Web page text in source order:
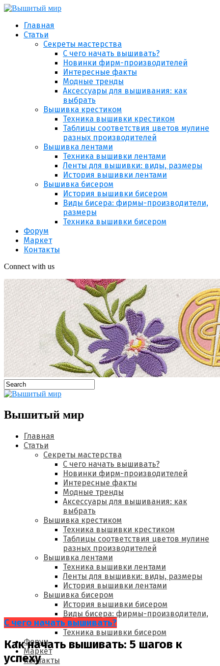
Главная
Статьи
Секреты мастерства
С чего начать вышивать?
Новинки фирм-производителей
Интересные факты
Модные тренды
Аксессуары для вышивания: как
выбрать
Вышивка крестиком
Техника вышивки крестиком
Таблицы соответствия цветов мулине
разных производителей
Вышивка лентами
Техника вышивки лентами
Ленты для вышивки: виды, размеры
История вышивки лентами
Вышивка бисером
История вышивки бисером
Виды бисера: фирмы-производители,
размеры
Техника вышивки бисером
Форум
Маркет
Контакты
Connect with us
Вышитый мир
Главная
Статьи
Секреты мастерства
С чего начать вышивать?
Новинки фирм-производителей
Интересные факты
Модные тренды
Аксессуары для вышивания: как
выбрать
Вышивка крестиком
Техника вышивки крестиком
Таблицы соответствия цветов мулине
разных производителей
Вышивка лентами
Техника вышивки лентами
Ленты для вышивки: виды, размеры
История вышивки лентами
Вышивка бисером
История вышивки бисером
Виды бисера: фирмы-производители,
размеры
Техника вышивки бисером
Форум
Маркет
Контакты
С чего начать вышивать?
Как начать вышивать: 5 шагов к
успеху